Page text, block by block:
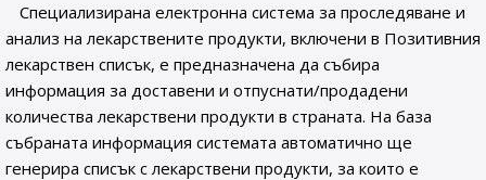
Специализирана електронна система за проследяване и
анализ на лекарствените продукти, включени в Позитивния
лекарствен списък, е предназначена да събира
информация за доставени и отпуснати/продадени
количества лекарствени продукти в страната. На база
събраната информация системата автоматично ще
генерира списък с лекарствени продукти, за които е